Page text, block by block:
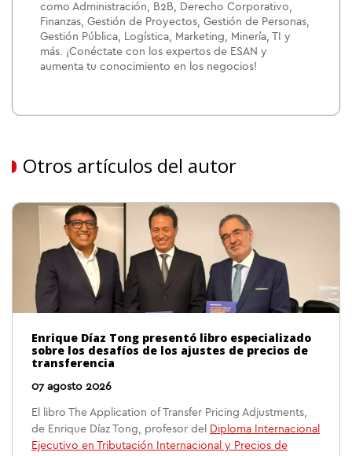
como Administración, B2B, Derecho Corporativo,
Finanzas, Gestión de Proyectos, Gestión de Personas,
Gestión Pública, Logística, Marketing, Minería, TI y
más. ¡Conéctate con los expertos de ESAN y
aumenta tu conocimiento en los negocios!
Otros artículos del autor
Enrique Díaz Tong presentó libro especializado
sobre los desafíos de los ajustes de precios de
transferencia
07 agosto 2026
El libro The Application of Transfer Pricing Adjustments,
de Enrique Díaz Tong, profesor del
Diploma Internacional
Ejecutivo en Tributación Internacional y Precios de